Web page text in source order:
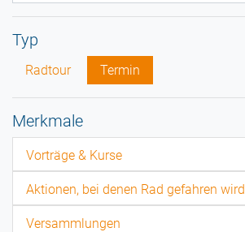
Typ
Radtour Termin
Merkmale
Vorträge & Kurse
Aktionen, bei denen Rad gefahren wird
Versammlungen